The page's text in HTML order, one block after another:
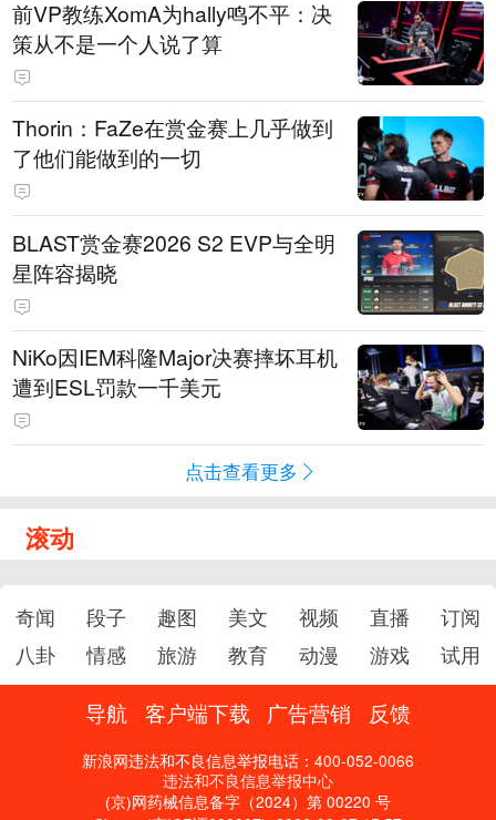
前VP教练XomA为hally鸣不平：决
策从不是一个人说了算
Thorin：FaZe在赏金赛上几乎做到
了他们能做到的一切
BLAST赏金赛2026 S2 EVP与全明
星阵容揭晓
NiKo因IEM科隆Major决赛摔坏耳机
遭到ESL罚款一千美元
点击查看更多
滚动
奇闻 段子 趣图 美文 视频 直播
订阅
八卦
情感 旅游 教育 动漫 游戏 试用
导航 客户端下载 广告营销 反馈
新浪网违法和不良信息举报电话：400-052-0066
违法和不良信息举报中心
(京)网药械信息备字（2024）第 00220 号